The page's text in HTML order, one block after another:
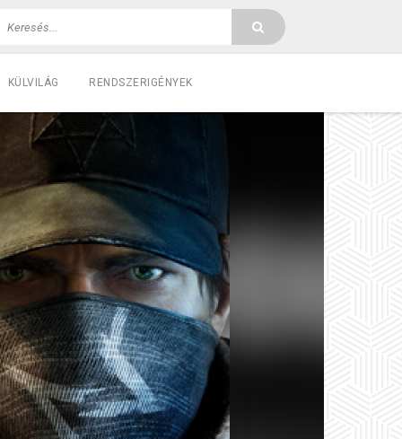
KÜLVILÁG RENDSZERIGÉNYEK